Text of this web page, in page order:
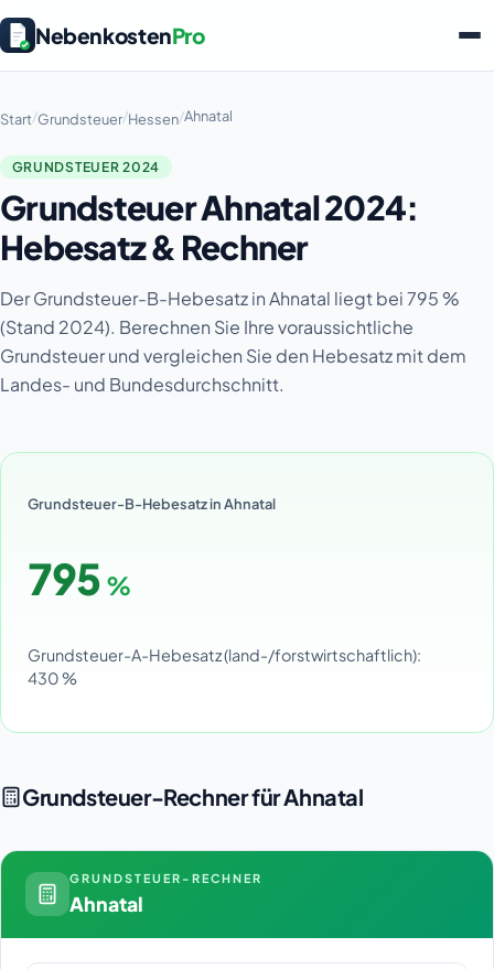
NebenkostenPro
Start/Grundsteuer/Hessen/Ahnatal
GRUNDSTEUER 2024
Grundsteuer Ahnatal 2024:
Hebesatz & Rechner
Der Grundsteuer-B-Hebesatz in Ahnatal liegt bei 795 %
(Stand 2024). Berechnen Sie Ihre voraussichtliche
Grundsteuer und vergleichen Sie den Hebesatz mit dem
Landes- und Bundesdurchschnitt.
Grundsteuer-B-Hebesatz in Ahnatal
795 %
Grundsteuer-A-Hebesatz (land-/forstwirtschaftlich):
430 %
Grundsteuer-Rechner für Ahnatal
GRUNDSTEUER-RECHNER
Ahnatal